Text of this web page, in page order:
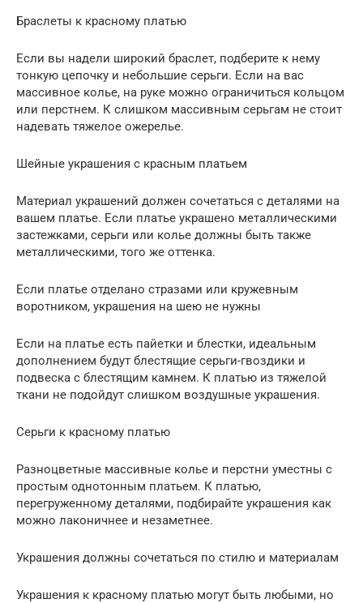
Браслеты к красному платью
Если вы надели широкий браслет, подберите к нему
тонкую цепочку и небольшие серьги. Если на вас
массивное колье, на руке можно ограничиться кольцом
или перстнем. К слишком массивным серьгам не стоит
надевать тяжелое ожерелье.
Шейные украшения с красным платьем
Материал украшений должен сочетаться с деталями на
вашем платье. Если платье украшено металлическими
застежками, серьги или колье должны быть также
металлическими, того же оттенка.
Если платье отделано стразами или кружевным
воротником, украшения на шею не нужны
Если на платье есть пайетки и блестки, идеальным
дополнением будут блестящие серьги-гвоздики и
подвеска с блестящим камнем. К платью из тяжелой
ткани не подойдут слишком воздушные украшения.
Серьги к красному платью
Разноцветные массивные колье и перстни уместны с
простым однотонным платьем. К платью,
перегруженному деталями, подбирайте украшения как
можно лаконичнее и незаметнее.
Украшения должны сочетаться по стилю и материалам
Украшения к красному платью могут быть любыми, но